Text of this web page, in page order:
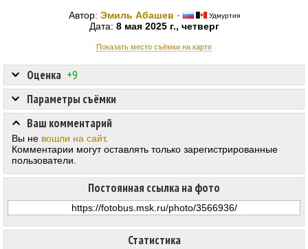
Автор: Эмиль Абашев · Удмуртия
Дата: 8 мая 2025 г., четверг
Показать место съёмки на карте
Статистика
Оценка +9
Постоянная ссылка на фото
Параметры съёмки
Ваш комментарий
Вы не вошли на сайт.
Комментарии могут оставлять только зарегистрированные
пользователи.